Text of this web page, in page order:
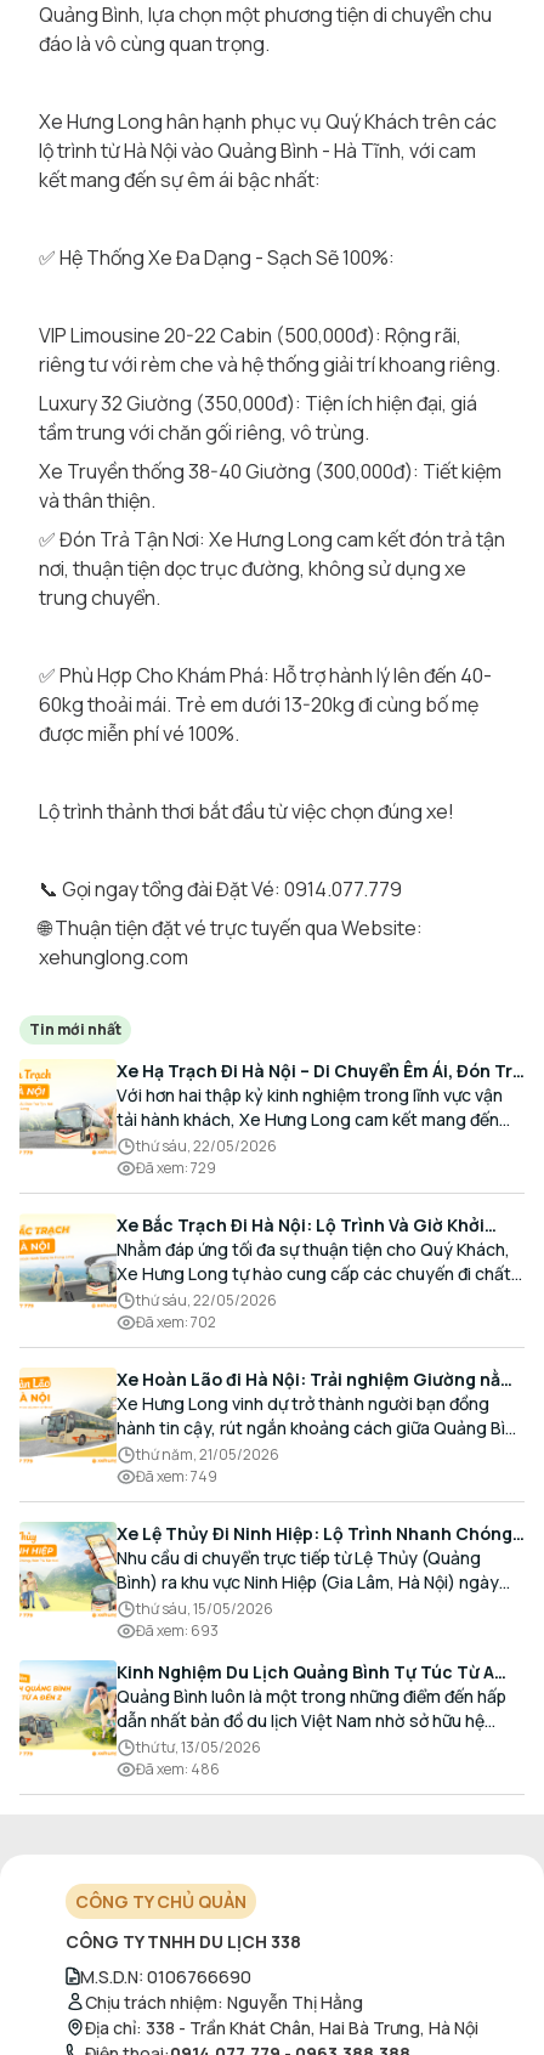
Quảng Bình, lựa chọn một phương tiện di chuyển chu
đáo là vô cùng quan trọng.
Xe Hưng Long hân hạnh phục vụ Quý Khách trên các
lộ trình từ Hà Nội vào Quảng Bình - Hà Tĩnh, với cam
kết mang đến sự êm ái bậc nhất:
✅ Hệ Thống Xe Đa Dạng - Sạch Sẽ 100%:
VIP Limousine 20-22 Cabin (500,000đ): Rộng rãi,
riêng tư với rèm che và hệ thống giải trí khoang riêng.
Luxury 32 Giường (350,000đ): Tiện ích hiện đại, giá
tầm trung với chăn gối riêng, vô trùng.
Xe Truyền thống 38-40 Giường (300,000đ): Tiết kiệm
và thân thiện.
✅ Đón Trả Tận Nơi: Xe Hưng Long cam kết đón trả tận
nơi, thuận tiện dọc trục đường, không sử dụng xe
trung chuyển.
✅ Phù Hợp Cho Khám Phá: Hỗ trợ hành lý lên đến 40-
60kg thoải mái. Trẻ em dưới 13-20kg đi cùng bố mẹ
được miễn phí vé 100%.
Lộ trình thảnh thơi bắt đầu từ việc chọn đúng xe!
📞 Gọi ngay tổng đài Đặt Vé: 0914.077.779
🌐 Thuận tiện đặt vé trực tuyến qua Website:
xehunglong.com
Tin mới nhất
Xe Hạ Trạch Đi Hà Nội – Di Chuyển Êm Ái, Đón Trả
Tận Nơi Cùng Xe Hưng Long
Với hơn hai thập kỷ kinh nghiệm trong lĩnh vực vận
tải hành khách, Xe Hưng Long cam kết mang đến
cho Quý Khách một hành trình di chuyển trọn vẹn,
thoải mái và đúng giờ.
thứ sáu, 22/05/2026
Đã xem:729
Xe Bắc Trạch Đi Hà Nội: Lộ Trình Và Giờ Khởi
Hành Cùng Xe Hưng Long
Nhằm đáp ứng tối đa sự thuận tiện cho Quý Khách,
Xe Hưng Long tự hào cung cấp các chuyến đi chất
lượng cao, an toàn với lịch trình linh hoạt mỗi ngày.
thứ sáu, 22/05/2026
Đã xem:702
Xe Hoàn Lão đi Hà Nội: Trải nghiệm Giường nằm
Cao cấp, Đón trả Tận nơi
Xe Hưng Long vinh dự trở thành người bạn đồng
hành tin cậy, rút ngắn khoảng cách giữa Quảng Bình
và Thủ đô bằng chất lượng dịch vụ chuẩn mực.
thứ năm, 21/05/2026
Đã xem:749
Xe Lệ Thủy Đi Ninh Hiệp: Lộ Trình Nhanh Chóng,
Đón Trả Tận Nơi
Nhu cầu di chuyển trực tiếp từ Lệ Thủy (Quảng
Bình) ra khu vực Ninh Hiệp (Gia Lâm, Hà Nội) ngày
càng gia tăng, đặc biệt đối với các hành khách có
nhu cầu giao thương, kinh doanh và mua sắm.
thứ sáu, 15/05/2026
Đã xem: 693
Kinh Nghiệm Du Lịch Quảng Bình Tự Túc Từ A
Đến Z Chi Tiết Nhất
Quảng Bình luôn là một trong những điểm đến hấp
dẫn nhất bản đồ du lịch Việt Nam nhờ sở hữu hệ
thống hang động kỳ vĩ, những bãi biển hoang sơ và
nét ẩm thực đậm đà bản sắc.
thứ tư, 13/05/2026
Đã xem: 486
CÔNG TY CHỦ QUẢN
CÔNG TY TNHH DU LỊCH 338
M.S.D.N: 0106766690
Chịu trách nhiệm: Nguyễn Thị Hằng
Địa chỉ: 338 - Trần Khát Chân, Hai Bà Trưng, Hà Nội